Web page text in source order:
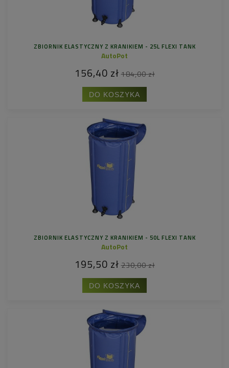
ZBIORNIK ELASTYCZNY Z KRANIKIEM - 25L FLEXI TANK
AutoPot
156,40 zł 184,00 zł
DO KOSZYKA
ZBIORNIK ELASTYCZNY Z KRANIKIEM - 50L FLEXI TANK
AutoPot
195,50 zł 230,00 zł
DO KOSZYKA